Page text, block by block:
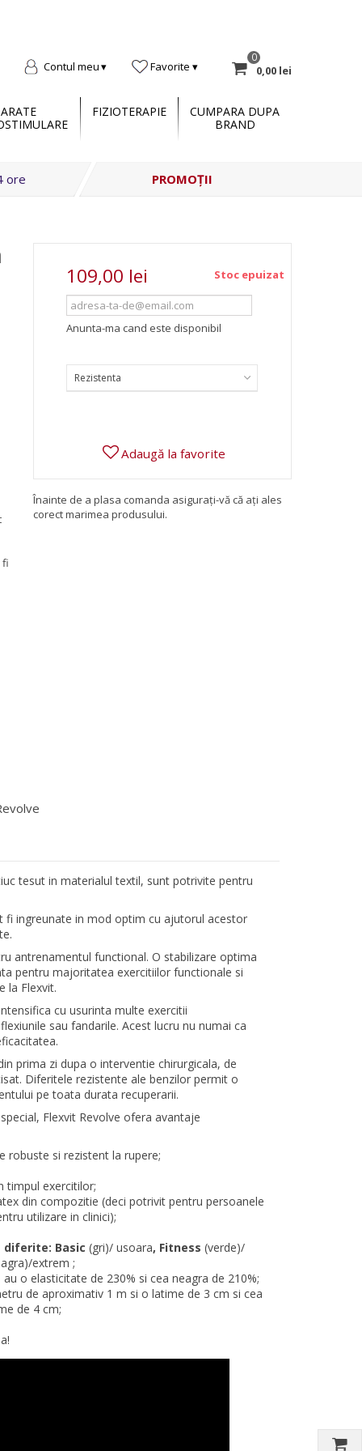
Contul meu Favorite
0
0,00 lei
FIZIOTERAPIE
CUMPARA DUPA
BRAND
ore PROMOȚII
fi
109,00 lei Stoc epuizat
Anunta-ma cand este disponibil
Rezistenta
Adaugă la favorite
Înainte de a plasa comanda asigurați-vă că ați ales
corect marimea produsului.
tesut in materialul textil, sunt potrivite pentru
fi ingreunate in mod optim cu ajutorul acestor
antrenamentul functional. O stabilizare optima
pentru majoritatea exercitiilor functionale si
la Flexvit.
cu usurinta multe exercitii
sau fandarile. Acest lucru nu numai ca
prima zi dupa o interventie chirurgicala, de
Diferitele rezistente ale benzilor permit o
pe toata durata recuperarii.
Flexvit Revolve ofera avantaje
robuste si rezistent la rupere;
timpul exercitilor;
din compozitie (deci potrivit pentru persoanele
utilizare in clinici);
diferite: Basic(gri)/ usoara, Fitness(verde)/
extrem ;
o elasticitate de 230% si cea neagra de 210%;
de aproximativ 1 m si o latime de 3 cm si cea
de 4 cm;